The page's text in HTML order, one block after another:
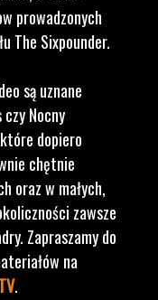
prowadzonych
The Sixpounder.
są uznane
Nocny
dopiero
chętnie
oraz w małych,
zawsze
Zapraszamy do
na
.